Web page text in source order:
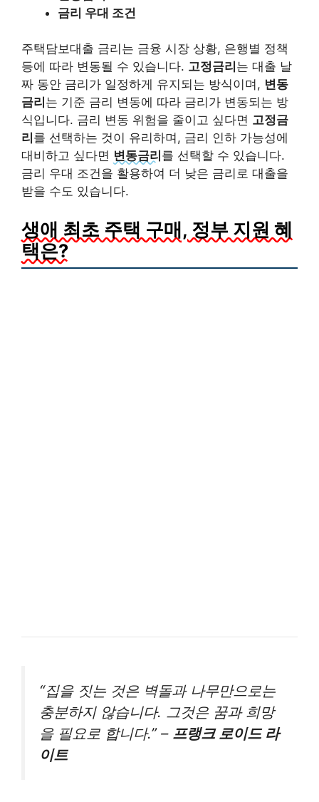
금리 우대 조건
주택담보대출 금리는 금융 시장 상황, 은행별 정책
등에 따라 변동될 수 있습니다. 고정금리 는 대출 날
짜 동안 금리가 일정하게 유지되는 방식이며, 변동
금리 는 기준 금리 변동에 따라 금리가 변동되는 방
식입니다. 금리 변동 위험을 줄이고 싶다면 고정금
리 를 선택하는 것이 유리하며, 금리 인하 가능성에
대비하고 싶다면 변동금리 를 선택할 수 있습니다.
금리 우대 조건을 활용하여 더 낮은 금리로 대출을
받을 수도 있습니다.
생애 최초 주택 구매, 정부 지원 혜
택은?
“집을 짓는 것은 벽돌과 나무만으로는
충분하지 않습니다. 그것은 꿈과 희망
을 필요로 합니다.” – 프랭크 로이드 라
이트